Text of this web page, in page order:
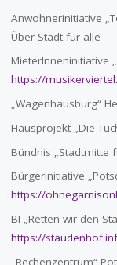
Anwohnerinitiative
Über Stadt für alle
MieterInneninitiative
https://
„Wagenhausburg“
Hausprojekt „Die
Bündnis „Stadtmitte
Bürgerinitiative
https://
BI „Retten wir den
https://
„Rechenzentrum“